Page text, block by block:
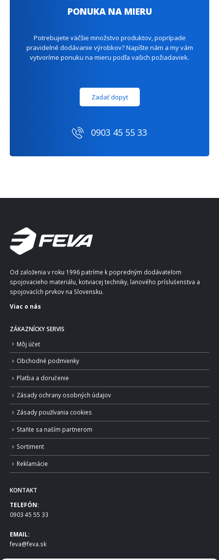
PONUKA NA MIERU
Potrebujete väčšie množstvo produktov, poprípade
pravidelné dodávanie výrobkov? Napíšte nám a my vám
vytvoríme ponuku na mieru podľa vašich požiadaviek.
Zadať dopyt
0903 45 55 33
Od založenia v roku 1996 patríme k popredným dodávateľom
spojovacieho materiálu, kotviacej techniky, lanového príslušenstva a
spojovacích prvkov na Slovensku.
Viac o nás
ZÁKAZNÍCKY SERVIS
Môj účet
Obchodné podmienky
Platba a doručenie
Zásady ochrany osobných údajov
Zásady používania cookies
Staňte sa naším partnerom
Sortiment
Reklamácie
KONTAKT
TELEFÓN:
0903 45 55 33
EMAIL:
feva@feva.sk